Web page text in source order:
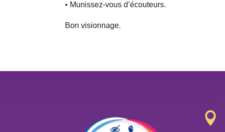
• Munissez-vous d’écouteurs.
Bon visionnage.
